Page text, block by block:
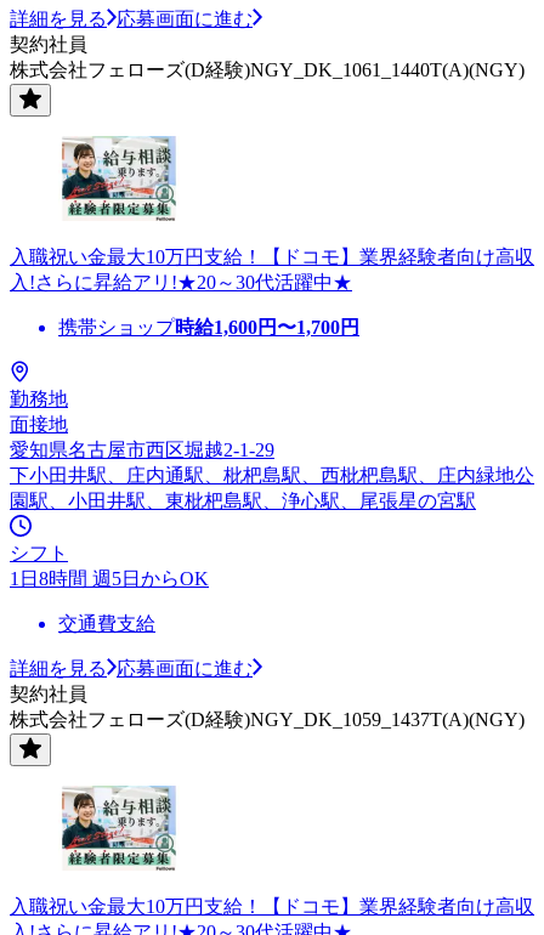
詳細を見る
応募画面に進む
契約社員
株式会社フェローズ(D経験)NGY_DK_1061_1440T(A)(NGY)
入職祝い金最大10万円支給！【ドコモ】業界経験者向け高収
入!さらに昇給アリ!★20～30代活躍中★
携帯ショップ時給1,600円〜1,700円
勤務地
面接地
愛知県名古屋市西区堀越2-1-29
下小田井駅、庄内通駅、枇杷島駅、西枇杷島駅、庄内緑地公
園駅、小田井駅、東枇杷島駅、浄心駅、尾張星の宮駅
シフト
1日8時間 週5日からOK
交通費支給
詳細を見る
応募画面に進む
契約社員
株式会社フェローズ(D経験)NGY_DK_1059_1437T(A)(NGY)
入職祝い金最大10万円支給！【ドコモ】業界経験者向け高収